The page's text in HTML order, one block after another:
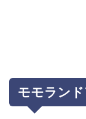
モモラン